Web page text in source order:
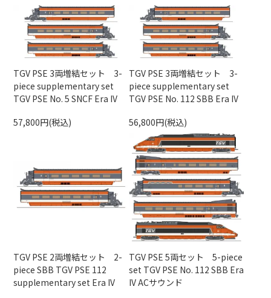
TGV PSE 3両増結セット 3-
piece supplementary set
TGV PSE No. 5 SNCF Era IV
57,800円(税込)
TGV PSE 3両増結セット 3-
piece supplementary set
TGV PSE No. 112 SBB Era IV
56,800円(税込)
TGV PSE 2両増結セット 2-
piece SBB TGV PSE 112
supplementary set Era IV
TGV PSE 5両セット 5-piece
set TGV PSE No. 112 SBB Era
IV ACサウンド